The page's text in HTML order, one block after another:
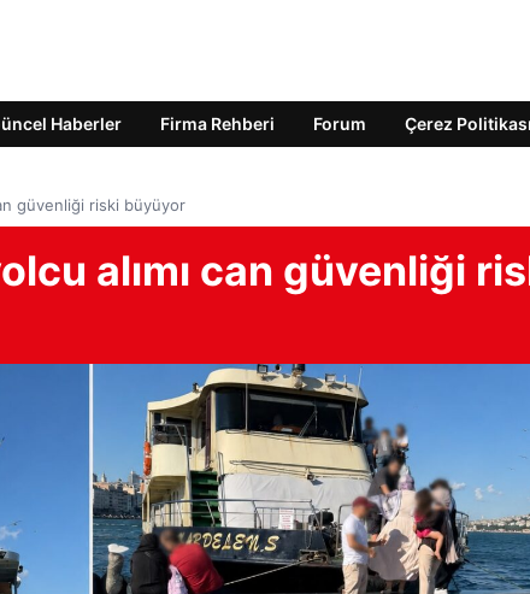
Haberler Firma Rehberi Forum Çerez Politikası
güvenliği riski büyüyor
alımı can güvenliği